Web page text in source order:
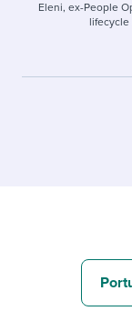
Eleni, ex-People
lifecycle